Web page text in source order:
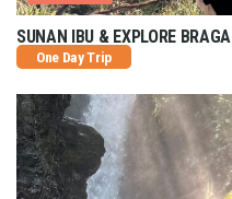
SUNAN IBU & EXPLORE BRAGA
One Day Trip